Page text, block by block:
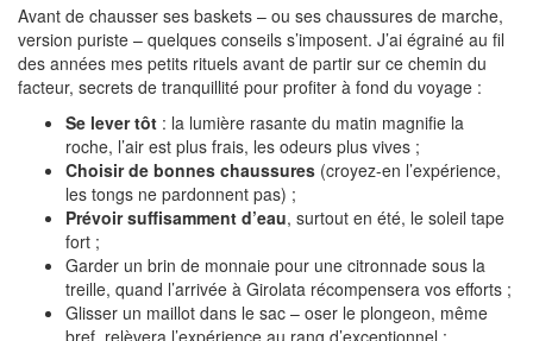
Avant de chausser ses baskets – ou ses chaussures de marche,
version puriste – quelques conseils s’imposent. J’ai égrainé au fil
des années mes petits rituels avant de partir sur ce chemin du
facteur, secrets de tranquillité pour profiter à fond du voyage :
Se lever tôt : la lumière rasante du matin magnifie la
roche, l’air est plus frais, les odeurs plus vives ;
Choisir de bonnes chaussures (croyez-en l’expérience,
les tongs ne pardonnent pas) ;
Prévoir suffisamment d’eau, surtout en été, le soleil tape
fort ;
Garder un brin de monnaie pour une citronnade sous la
treille, quand l’arrivée à Girolata récompensera vos efforts ;
Glisser un maillot dans le sac – oser le plongeon, même